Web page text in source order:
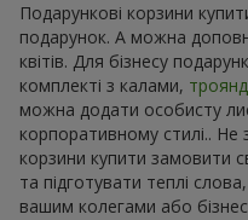
Подарункові корзини
подарунок. А можна
квітів. Для бізнесу
комплекті з калами,
можна додати особисту
корпоративному стилі.. Не
корзини купити замовити
та підготувати теплі
вашим колегами або